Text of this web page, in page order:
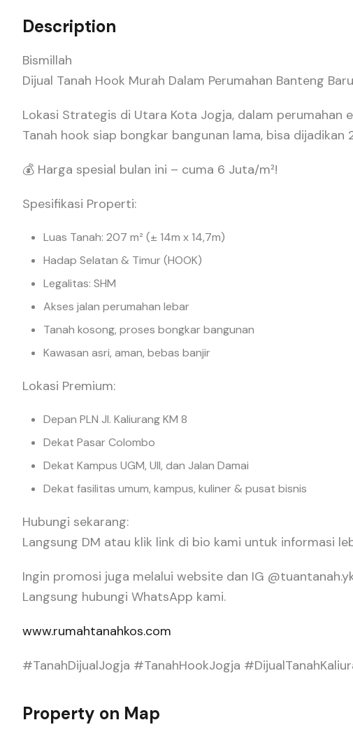
Description
Bismillah
Dijual Tanah Hook Murah Dalam Perumahan Banteng
Lokasi Strategis di Utara Kota Jogja, dalam perumahan
Tanah hook siap bongkar bangunan lama, bisa
💰 Harga spesial bulan ini – cuma 6 Juta/m²!
Spesifikasi Properti:
Luas Tanah: 207 m² (± 14m x 14,7m)
Hadap Selatan & Timur (HOOK)
Legalitas: SHM
Akses jalan perumahan lebar
Tanah kosong, proses bongkar bangunan
Kawasan asri, aman, bebas banjir
Lokasi Premium:
Depan PLN Jl. Kaliurang KM 8
Dekat Pasar Colombo
Dekat Kampus UGM, UII, dan Jalan Damai
Dekat fasilitas umum, kampus, kuliner & pusat bisnis
Hubungi sekarang:
Langsung DM atau klik link di bio kami untuk informasi
Ingin promosi juga melalui website dan IG
Langsung hubungi WhatsApp kami.
www.rumahtanahkos.com
#TanahDijualJogja #TanahHookJogja
Property on Map